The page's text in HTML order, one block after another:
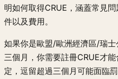
明如何取得CRUE，涵蓋常見
件以及費用。
如果你是歐盟/歐洲經濟區/瑞
三個月，你需要註冊CRUE才
定，逗留超過三個月可能面臨